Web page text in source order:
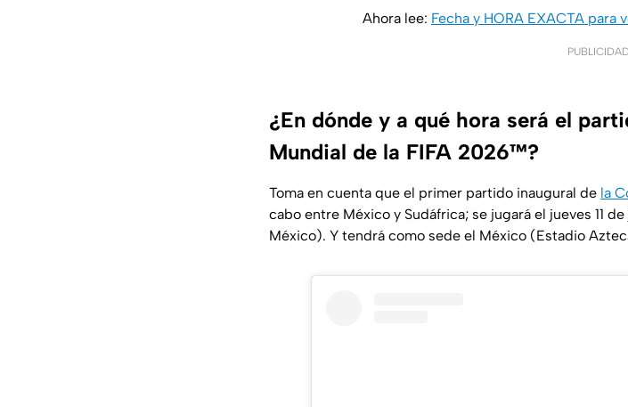
Ahora lee: Fecha y HORA EXACTA para
PUBLICIDAD
¿En dónde y a qué hora será el
Mundial de la FIFA 2026™?
Toma en cuenta que el primer partido inaugural de la
cabo entre México y Sudáfrica; se jugará el jueves 11
México). Y tendrá como sede el México (Estadio